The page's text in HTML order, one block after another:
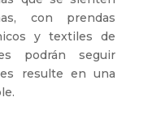
con prendas
y textiles de
podrán seguir
resulte en una